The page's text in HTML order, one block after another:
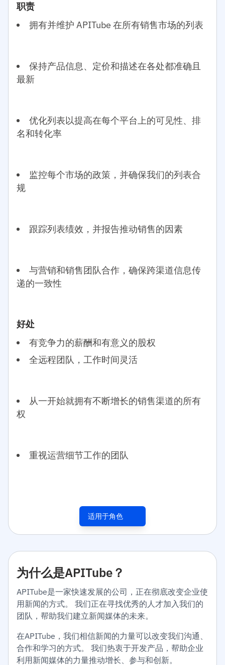
职责
拥有并维护 APITube 在所有销售市场的列表
保持产品信息、定价和描述在各处都准确且
最新
优化列表以提高在每个平台上的可见性、排
名和转化率
监控每个市场的政策，并确保我们的列表合
规
跟踪列表绩效，并报告推动销售的因素
与营销和销售团队合作，确保跨渠道信息传
递的一致性
好处
有竞争力的薪酬和有意义的股权
全远程团队，工作时间灵活
从一开始就拥有不断增长的销售渠道的所有
权
重视运营细节工作的团队
适用于角色
为什么是APITube？
APITube是一家快速发展的公司，正在彻底改变企业使
用新闻的方式。 我们正在寻找优秀的人才加入我们的
团队，帮助我们建立新闻媒体的未来。
在APITube，我们相信新闻的力量可以改变我们沟通、
合作和学习的方式。 我们热衷于开发产品，帮助企业
利用新闻媒体的力量推动增长、参与和创新。